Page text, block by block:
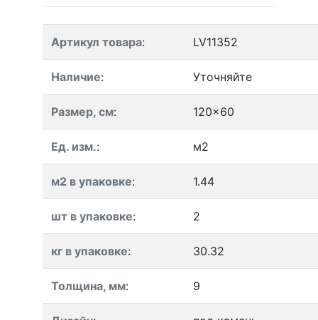
Артикул товара: LV11352
Наличие: Уточняйте
Размер, см: 120x60
Ед. изм.: м2
м2 в упаковке: 1.44
шт в упаковке: 2
кг в упаковке: 30.32
Толщина, мм: 9